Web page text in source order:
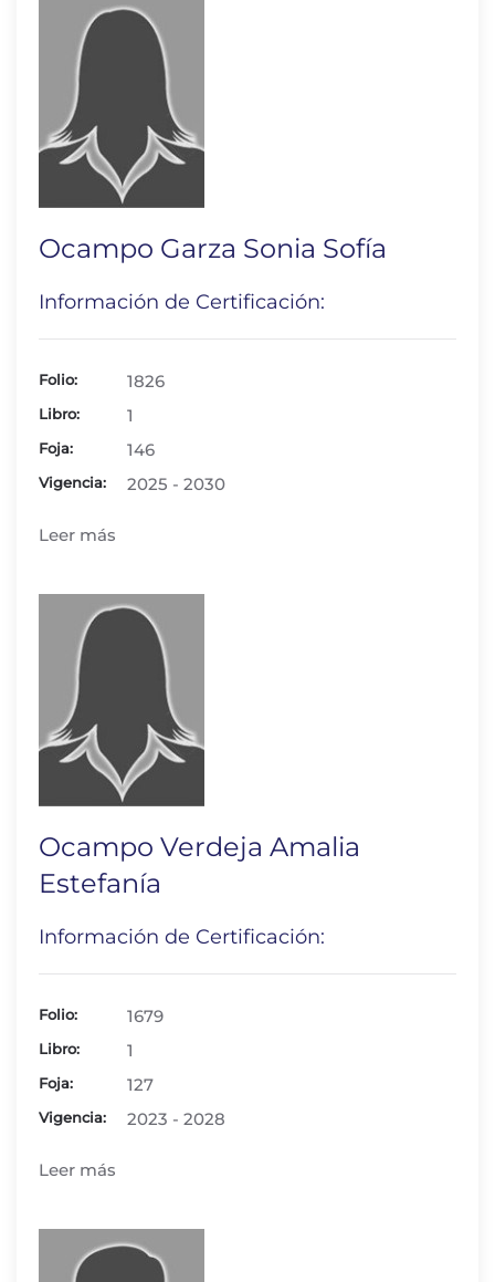
Ocampo Garza Sonia Sofía
Información de Certificación:
Folio: 1826
Libro: 1
Foja: 146
Vigencia: 2025 - 2030
Leer más
Ocampo Verdeja Amalia
Estefanía
Información de Certificación:
Folio: 1679
Libro: 1
Foja: 127
Vigencia: 2023 - 2028
Leer más